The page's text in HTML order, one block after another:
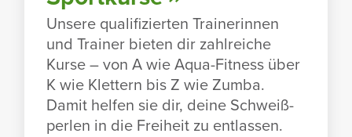
Unsere quali­fi­zierten Trai­ne­rinnen
und Trainer bieten dir zahl­reiche
Kurse – von A wie Aqua-Fitness über
K wie Klet­tern bis Z wie Zumba.
Damit helfen sie dir, deine Schweiß­
perlen in die Frei­heit zu entlassen.